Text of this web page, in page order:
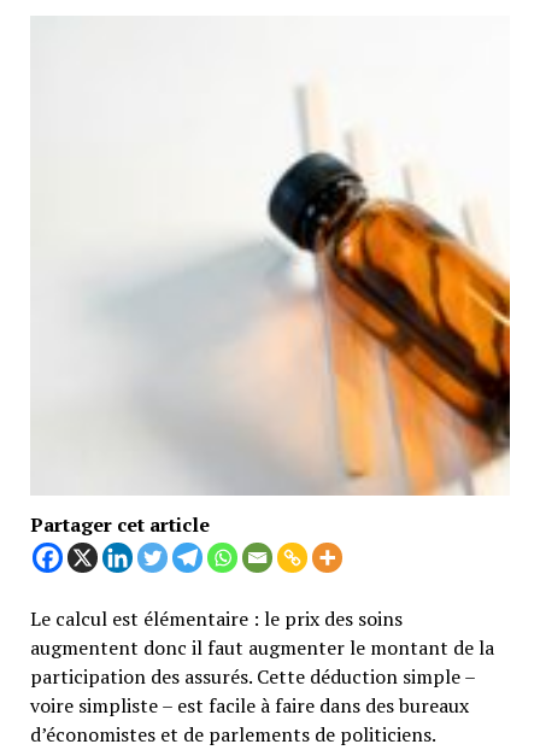
Partager cet article
Le calcul est élémentaire : le prix des soins
augmentent donc il faut augmenter le montant de la
participation des assurés. Cette déduction simple –
voire simpliste – est facile à faire dans des bureaux
d’économistes et de parlements de politiciens.